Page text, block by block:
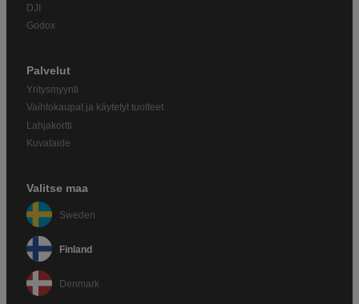
DJI
Godox
Palvelut
Yritysmyynti
Vaihtokaupat ja käytetyt tuotteet
Lahjakortti
Kuvataide
Valitse maa
Sweden
Finland
Denmark